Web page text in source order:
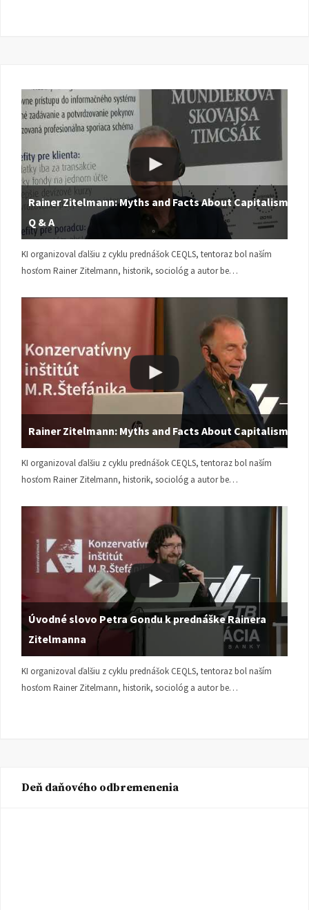
Rainer Zitelmann: Myths and Facts About Capitalism |
Q & A
KI organizoval ďalšiu z cyklu prednášok CEQLS, tentoraz bol naším
hosťom Rainer Zitelmann, historik, sociológ a autor be…
Rainer Zitelmann: Myths and Facts About Capitalism
KI organizoval ďalšiu z cyklu prednášok CEQLS, tentoraz bol naším
hosťom Rainer Zitelmann, historik, sociológ a autor be…
Úvodné slovo Petra Gondu k prednáške Rainera
Zitelmanna
KI organizoval ďalšiu z cyklu prednášok CEQLS, tentoraz bol naším
hosťom Rainer Zitelmann, historik, sociológ a autor be…
Deň daňového odbremenenia